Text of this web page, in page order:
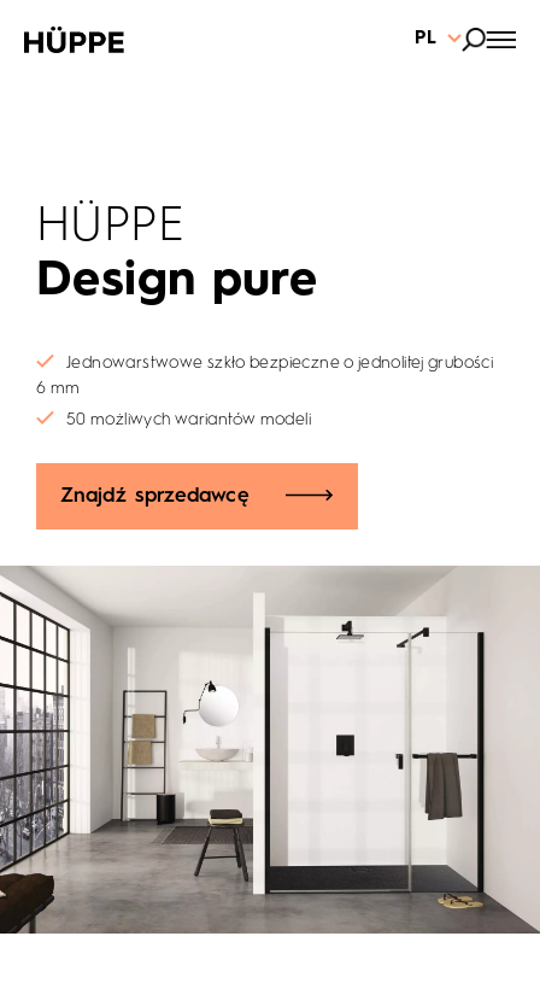
PL
HÜPPE
Design pure
Jednowarstwowe szkło bezpieczne o jednolitej grubości
6 mm
50 możliwych wariantów modeli
Znajdź sprzedawcę